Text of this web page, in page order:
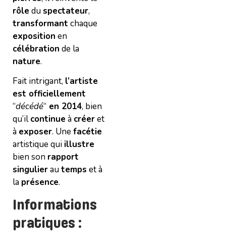
rôle duspectateur,
transformant chaque
exposition en
célébration de la
nature.
Fait intrigant, l’artiste
est officiellement
“décédé“ en 2014, bien
qu’ilcontinue à créeret
à exposer. Unefacétie
artistique qui illustre
bien son rapport
singulierautemps et à
la présence.
Informations
pratiques :